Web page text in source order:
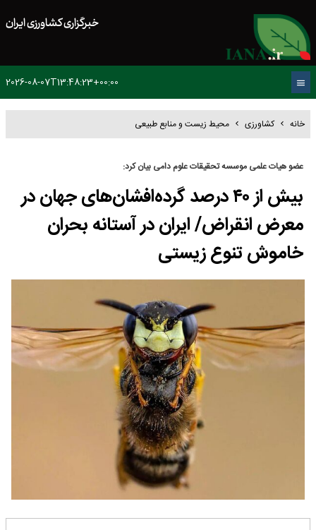
خبرگزاری کشاورزی ایران
2026-08-07T13:48:23+00:00
خانه کشاورزی محیط زیست و منابع طبیعی
عضو هیات علمی موسسه تحقیقات علوم دامی بیان کرد:
بیش از ۴۰ درصد گرده‌افشان‌های جهان در
معرض انقراض/ ایران در آستانه بحران
خاموش تنوع زیستی